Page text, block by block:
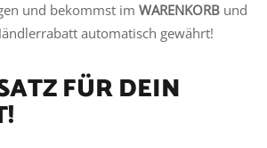
und bekommst im WARENKORB und
automatisch gewährt!
FÜR DEIN